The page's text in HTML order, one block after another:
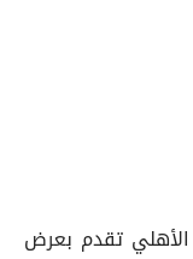
تقدم بعرض